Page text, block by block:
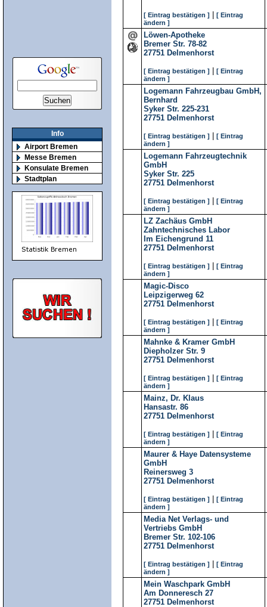
Info
Airport Bremen
Messe Bremen
Konsulate Bremen
Stadtplan
[ Eintrag bestätigen ]
[ Eintrag
ändern ]
Löwen-Apotheke
Bremer Str. 78-82
27751 Delmenhorst
[ Eintrag bestätigen ]
[ Eintrag
ändern ]
Logemann Fahrzeugbau GmbH,
Bernhard
Syker Str. 225-231
27751 Delmenhorst
[ Eintrag bestätigen ]
[ Eintrag
ändern ]
Logemann Fahrzeugtechnik
GmbH
Syker Str. 225
27751 Delmenhorst
[ Eintrag bestätigen ]
[ Eintrag
ändern ]
LZ Zachäus GmbH
Zahntechnisches Labor
Im Eichengrund 11
27751 Delmenhorst
[ Eintrag bestätigen ]
[ Eintrag
ändern ]
Magic-Disco
Leipzigerweg 62
27751 Delmenhorst
[ Eintrag bestätigen ]
[ Eintrag
ändern ]
Mahnke & Kramer GmbH
Diepholzer Str. 9
27751 Delmenhorst
[ Eintrag bestätigen ]
[ Eintrag
ändern ]
Mainz, Dr. Klaus
Hansastr. 86
27751 Delmenhorst
[ Eintrag bestätigen ]
[ Eintrag
ändern ]
Maurer & Haye Datensysteme
GmbH
Reinersweg 3
27751 Delmenhorst
[ Eintrag bestätigen ]
[ Eintrag
ändern ]
Media Net Verlags- und
Vertriebs GmbH
Bremer Str. 102-106
27751 Delmenhorst
[ Eintrag bestätigen ]
[ Eintrag
ändern ]
Mein Waschpark GmbH
Am Donneresch 27
27751 Delmenhorst